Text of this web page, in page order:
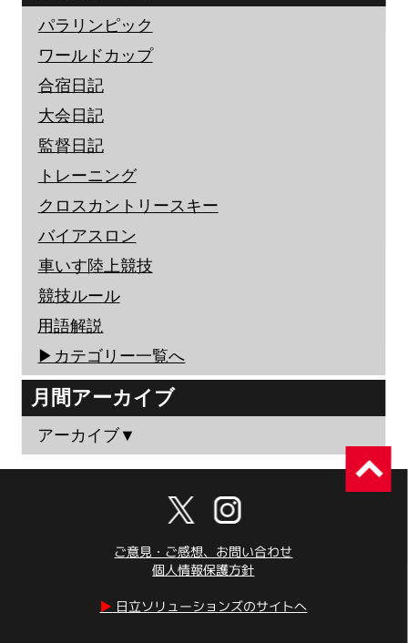
パラリンピック
ワールドカップ
合宿日記
大会日記
監督日記
トレーニング
クロスカントリースキー
バイアスロン
車いす陸上競技
競技ルール
用語解説
▶︎カテゴリー一覧へ
月間アーカイブ
アーカイブ▼
ご意見・ご感想、お問い合わせ
個人情報保護方針
▶︎ 日立ソリューションズのサイトへ